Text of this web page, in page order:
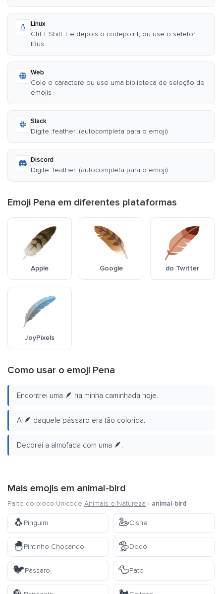
Linux
Ctrl + Shift + e depois o codepoint, ou use o seletor
IBus
Web
Cole o caractere ou use uma biblioteca de seleção de
emojis
Slack
Digite :feather: (autocompleta para o emoji)
Discord
Digite :feather: (autocompleta para o emoji)
Emoji Pena em diferentes plataformas
Apple Google do Twitter
JoyPixels
Como usar o emoji Pena
Encontrei uma 🪶 na minha caminhada hoje.
A 🪶 daquele pássaro era tão colorida.
Decorei a almofada com uma 🪶.
Mais emojis em animal-bird
Parte do bloco Unicode Animais e Natureza › animal-bird
🐧 Pinguim 🦢Cisne
🐣Pintinho Chocando 🦤Dodó
🐦Pássaro 🦆Pato